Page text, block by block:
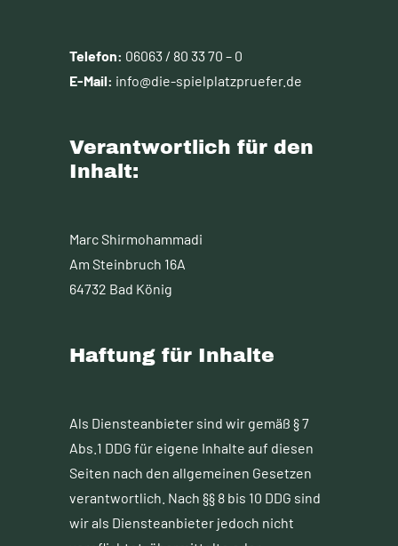
Telefon: 06063 / 80 33 70 – 0
E-Mail: info@die-spielplatzpruefer.de
Verantwortlich für den
Inhalt:
Marc Shirmohammadi
Am Steinbruch 16A
64732 Bad König
Haftung für Inhalte
Als Diensteanbieter sind wir gemäß § 7
Abs.1 DDG für eigene Inhalte auf diesen
Seiten nach den allgemeinen Gesetzen
verantwortlich. Nach §§ 8 bis 10 DDG sind
wir als Diensteanbieter jedoch nicht